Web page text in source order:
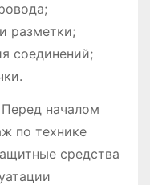
разметки;
соединений;
Перед началом
по технике
средства